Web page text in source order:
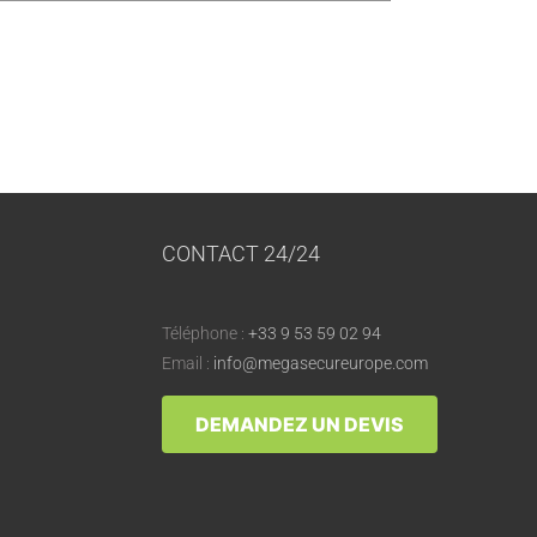
CONTACT 24/24
Téléphone :+33 9 53 59 02 94
Email : info@megasecureurope.com
DEMANDEZ UN DEVIS